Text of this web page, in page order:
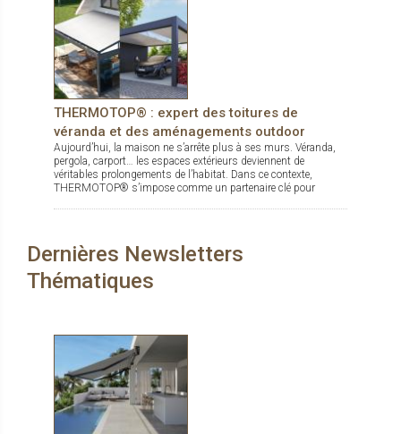
THERMOTOP® : expert des toitures de
véranda et des aménagements outdoor
Aujourd’hui, la maison ne s’arrête plus à ses murs. Véranda,
pergola, carport… les espaces extérieurs deviennent de
véritables prolongements de l’habitat. Dans ce contexte,
THERMOTOP® s’impose comme un partenaire clé pour
Dernières Newsletters
Thématiques